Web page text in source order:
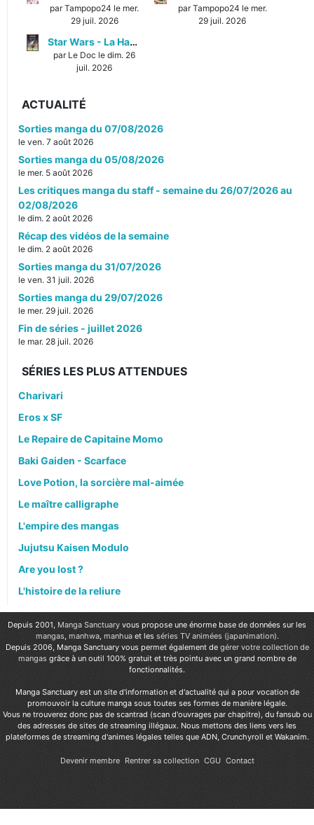
par Tampopo24 le mer.
29 juil. 2026
par Tampopo24 le mer.
29 juil. 2026
Star Wars - La Haute République - Un équilibre fragile
par Le Doc le dim. 26
juil. 2026
ACTUALITÉ
Sorties manga du 07/08/2026
le ven. 7 août 2026
Sorties manga du 05/08/2026
le mer. 5 août 2026
Les critiques manga du staff - semaine du 26/07/2026 au
02/08/2026
le dim. 2 août 2026
Récap des vidéos de la semaine
le dim. 2 août 2026
Sorties manga du 31/07/2026
le ven. 31 juil. 2026
Sorties manga du 29/07/2026
le mer. 29 juil. 2026
Fin de séries - juillet 2026
le mar. 28 juil. 2026
SÉRIES LES PLUS ATTENDUES
Charivari
Eros x SF
Le Repaire de Capitaine Momo
Baki Gaiden - Scarface
Love Potion, la sorcière mal-aimée
Le maître calligraphe
L'empire des mangas
Jujutsu Kaisen Modulo
Are you lost ?
L'histoire de la reliure
Depuis 2001, Manga Sanctuary vous propose une énorme base de données sur les
mangas, manhwa, manhuaet les séries TV animées (japanimation).
Depuis 2006, Manga Sanctuary vous permet également de gérer votre collection de
mangas grâce à un outil 100% gratuit et très pointu avec un grand nombre de
fonctionnalités.
Manga Sanctuary est un site d'information et d'actualité qui a pour vocation de
promouvoir la culture manga sous toutes ses formes de manière légale.
Vous ne trouverez donc pas de scantrad (scan d'ouvrages par chapitre), du fansub ou
des adresses de sites de streaming illégaux. Nous mettons des liens vers les
plateformes de streaming d'animes légales telles que ADN, Crunchyroll et Wakanim.
Devenir membre Rentrer sa collection CGU Contact